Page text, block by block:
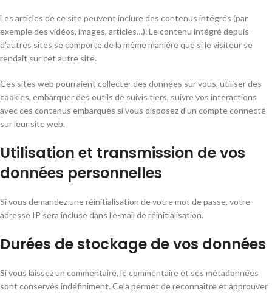
Les articles de ce site peuvent inclure des contenus intégrés (par
exemple des vidéos, images, articles…). Le contenu intégré depuis
d’autres sites se comporte de la même manière que si le visiteur se
rendait sur cet autre site.
Ces sites web pourraient collecter des données sur vous, utiliser des
cookies, embarquer des outils de suivis tiers, suivre vos interactions
avec ces contenus embarqués si vous disposez d’un compte connecté
sur leur site web.
Utilisation et transmission de vos
données personnelles
Si vous demandez une réinitialisation de votre mot de passe, votre
adresse IP sera incluse dans l’e-mail de réinitialisation.
Durées de stockage de vos données
Si vous laissez un commentaire, le commentaire et ses métadonnées
sont conservés indéfiniment. Cela permet de reconnaître et approuver